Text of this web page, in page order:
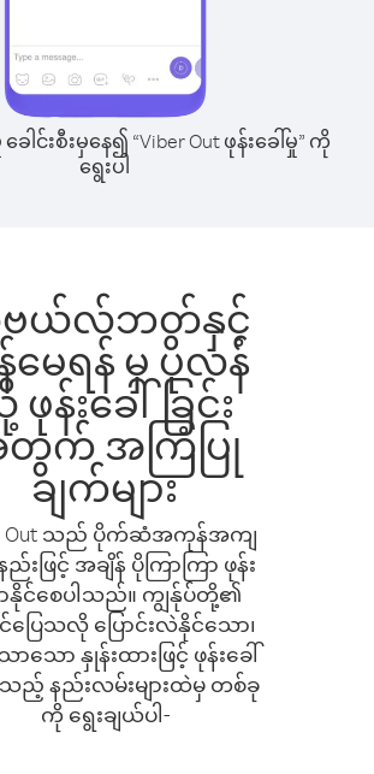
ေါင်းစီးမှနေ၍ “Viber Out ဖုန်းခေါ်မှု” ကို
ရွေးပါ
ယ်လ်ဘတ်နှင့်
မေရန် မှ ပိုလန်
ဖုန်းခေါ်ခြင်း
က် အကြံပြု
ချက်များ
Out သည် ပိုက်ဆံအကုန်အကျ
းဖြင့် အချိန် ပိုကြာကြာ ဖုန်း
ာနိုင်စေပါသည်။ ကျွန်ုပ်တို့၏
ြေသလို ပြောင်းလဲနိုင်သော၊
သော နှုန်းထားဖြင့် ဖုန်းခေါ်
ည့် နည်းလမ်းများထဲမှ တစ်ခု
ကို ရွေးချယ်ပါ-